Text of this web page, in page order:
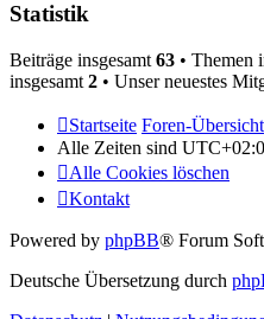
Statistik
Beiträge insgesamt 63 • Themen
insgesamt 2 • Unser neuestes
Startseite Foren-Übersicht
Alle Zeiten sind
Alle Cookies löschen
Kontakt
Powered by phpBB® Forum
Deutsche Übersetzung durch